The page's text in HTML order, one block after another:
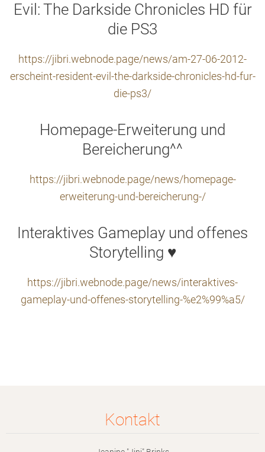
Evil: The Darkside Chronicles HD für
die PS3
https://jibri.webnode.page/news/am-27-06-2012-
erscheint-resident-evil-the-darkside-chronicles-hd-fur-
die-ps3/
Homepage-Erweiterung und
Bereicherung^^
https://jibri.webnode.page/news/homepage-
erweiterung-und-bereicherung-/
Interaktives Gameplay und offenes
Storytelling ♥
https://jibri.webnode.page/news/interaktives-
gameplay-und-offenes-storytelling-%e2%99%a5/
Kontakt